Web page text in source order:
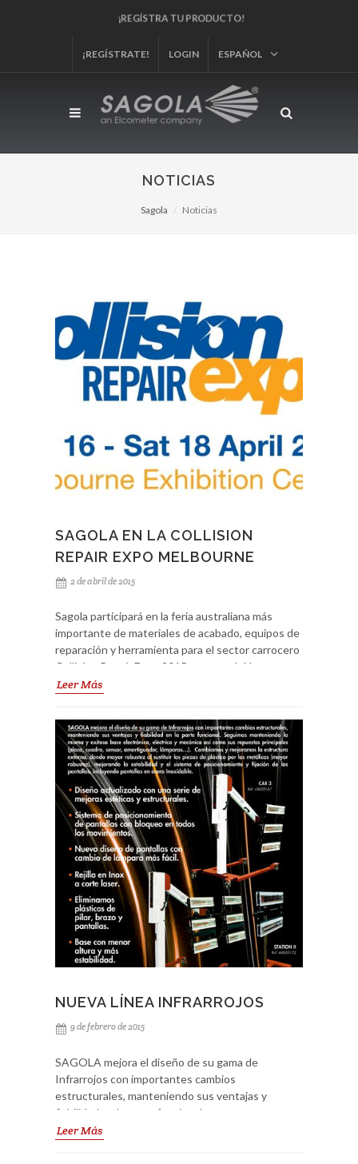
¡REGÍSTRA TU PRODUCTO!
¡REGÍSTRATE! LOGIN ESPAÑOL
NOTICIAS
Sagola Noticias
SAGOLA EN LA COLLISION
REPAIR EXPO MELBOURNE
2 de abril de 2015
Sagola participará en la feria australiana más
importante de materiales de acabado, equipos de
reparación y herramienta para el sector carrocero
Collision Repair Expo 2015, que tendrá lugar
durante los próximos 16 a 18 de abril en
todo lo relativo a nuestros productos, como es
habitual, esta vez se celebrará la nueva alianza
con Axalta Australia, que desde ahora es nuestro
importador en el país para el sector de la
carrocería. Visítanos en el Stand AF18 y no te
pierdas nuestras últimas novedades en
productos, ofertas o más detalles sobre Sagola
en Australia.
Leer Más
NUEVA LÍNEA INFRARROJOS
9 de febrero de 2015
SAGOLA mejora el diseño de su gama de
Infrarrojos con importantes cambios
estructurales, manteniendo sus ventajas y
fiabilidad en la parte funcional.
Leer Más